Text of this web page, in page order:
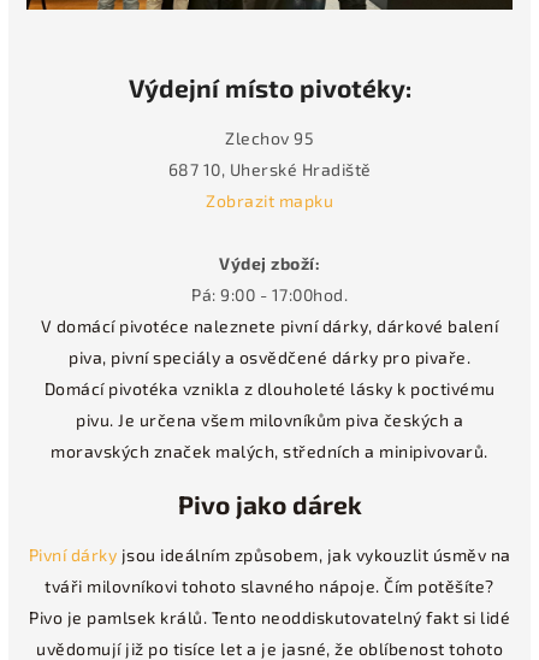
Výdejní místo pivotéky:
Zlechov 95
687 10, Uherské Hradiště
Zobrazit mapku
Výdej zboží:
Pá: 9:00 - 17:00hod.
V domácí pivotéce naleznete pivní dárky, dárkové balení
piva, pivní speciály a osvědčené dárky pro pivaře.
Domácí pivotéka vznikla z dlouholeté lásky k poctivému
pivu. Je určena všem milovníkům piva českých a
moravských značek malých, středních a minipivovarů.
Pivo jako dárek
Pivní dárky jsou ideálním způsobem, jak vykouzlit úsměv na
tváři milovníkovi tohoto slavného nápoje. Čím potěšíte?
Pivo je pamlsek králů. Tento neoddiskutovatelný fakt si lidé
uvědomují již po tisíce let a je jasné, že oblíbenost tohoto